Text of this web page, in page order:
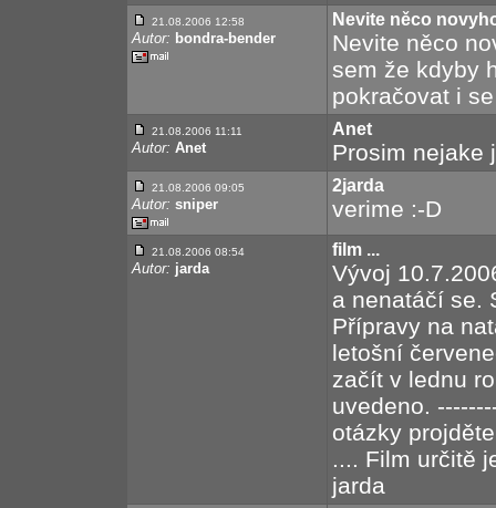
21.08.2006 12:58
Autor: bondra-bender
Nevite něco
Nevite něco
sem že kdyby
pokračovat i
21.08.2006 11:11
Autor: Anet
Anet
Prosim nejake
21.08.2006 09:05
Autor: sniper
2jarda
verime :-D
21.08.2006 08:54
Autor: jarda
film ...
Vývoj
a nenatáčí se.
Přípravy na
letošní
začít v lednu
uvedeno.
otázky
.... Film určitě
jarda